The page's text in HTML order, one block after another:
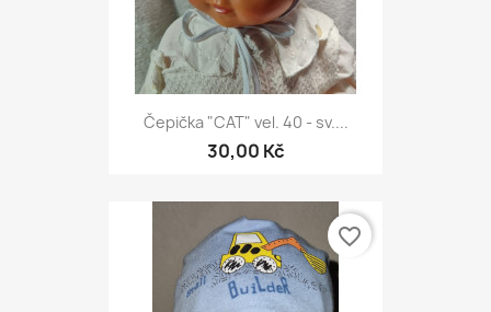
Čepička "CAT" vel. 40 - sv....
30,00 Kč
favorite_border